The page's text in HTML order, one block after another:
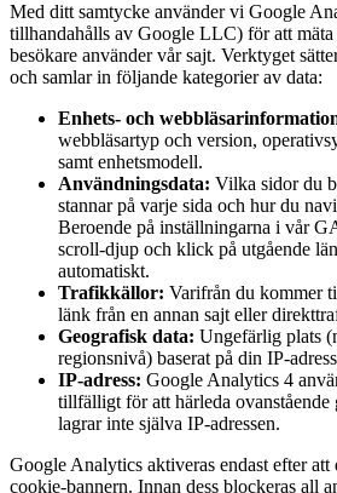
Med ditt samtycke använder vi Google
tillhandahålls av Google LLC) för att
besökare använder vår sajt. Verktyget
och samlar in följande kategorier av data:
Enhets- och
webbläsartyp och version,
samt enhetsmodell.
Användningsdata: Vilka sidor du
stannar på varje sida och hur du
Beroende på inställningarna i vår
scroll-djup och klick på utgående
automatiskt.
Trafikkällor: Varifrån du kommer
länk från en annan sajt eller
Geografisk data: Ungefärlig plats
regionsnivå) baserat på din IP-
IP-adress: Google Analytics 4
tillfälligt för att härleda ovanstående
lagrar inte själva IP-adressen.
Google Analytics aktiveras endast efter
cookie-bannern. Innan dess blockeras all